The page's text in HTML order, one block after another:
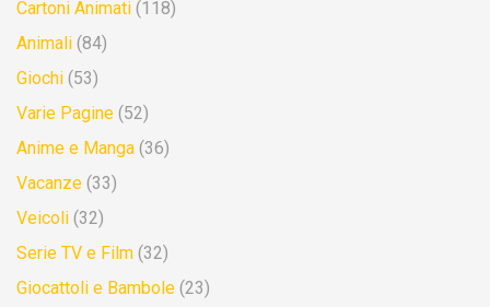
Cartoni Animati (118)
Animali (84)
Giochi (53)
Varie Pagine (52)
Anime e Manga (36)
Vacanze (33)
Veicoli (32)
Serie TV e Film (32)
Giocattoli e Bambole (23)